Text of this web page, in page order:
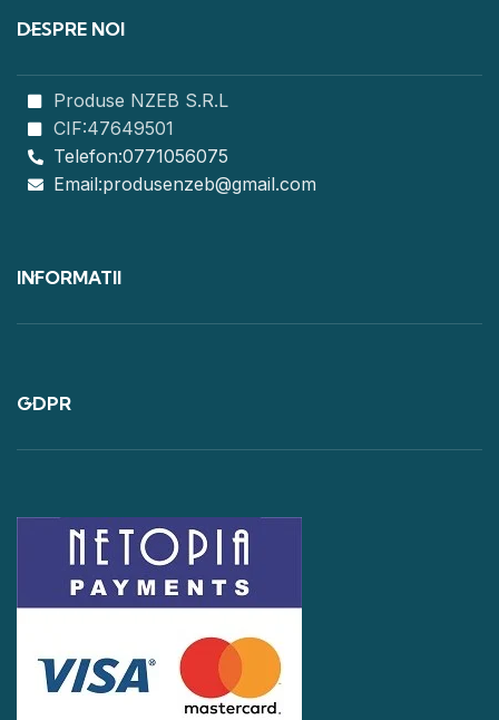
DESPRE NOI
Produse NZEB S.R.L
CIF:47649501
Telefon:0771056075
Email:produsenzeb@gmail.com
INFORMATII
GDPR